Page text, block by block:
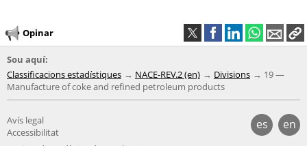
Opinar
Sou aquí:
Classificacions estadístiques
NACE-REV.2 (en) Divisions
19 —
Manufacture of coke and refined petroleum products
es en
Avís legal
Accessibilitat